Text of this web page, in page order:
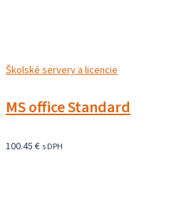
Školské servery a licencie
MS office Standard
100.45€s DPH